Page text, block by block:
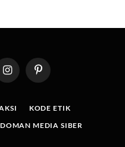
InstagramPinterest
KODE ETIK
MEDIA SIBER